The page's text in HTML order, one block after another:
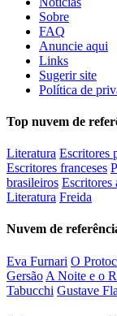
Sobre
FAQ
Anuncie aqui
Links
Sugerir site
Política de
Top nuvem de
Literatura Escritores
Escritores franceses
brasileiros Escritores
Literatura Freida
Nuvem de
Eva Furnari O
Gersão A Noite e o
Tabucchi Gustave